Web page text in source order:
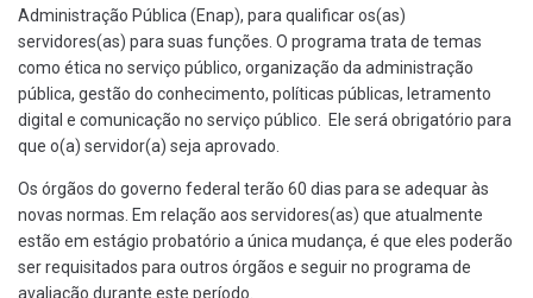
Administração Pública (Enap), para qualificar os(as)
servidores(as) para suas funções. O programa trata de temas
como ética no serviço público, organização da administração
pública, gestão do conhecimento, políticas públicas, letramento
digital e comunicação no serviço público. Ele será obrigatório para
que o(a) servidor(a) seja aprovado.
Os órgãos do governo federal terão 60 dias para se adequar às
novas normas. Em relação aos servidores(as) que atualmente
estão em estágio probatório a única mudança, é que eles poderão
ser requisitados para outros órgãos e seguir no programa de
avaliação durante este período.